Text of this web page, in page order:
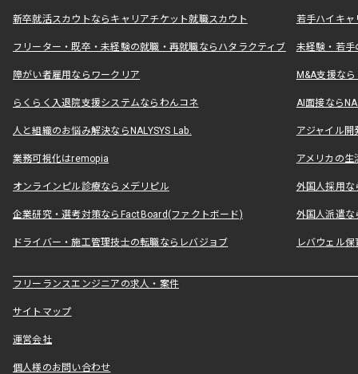
新卒就活スカウトならキャリアチケット就職スカウト 若手ハイキ
フリーター・既卒・未経験の就職・再就職ならハタラクティブ 未経験・若手
障がい者雇用ならワークリア M&A支援な
らくらく入退院支援システムならわんコネ AI面接なら
人と組織のお悩み解決ならNALYSYS Lab. アジャイル
業務可視化はremopia アメリカの
オンラインピル診療ならメデリピル 外国人採用
企業研究・選考対策ならFactBoard(ファクトボード) 外国人派遣な
ドライバー・施工管理技士の転職ならレバジョブ レバウェル
フリーランスエンジニアの求人・案件
サイトマップ
運営会社
個人様のお問い合わせ